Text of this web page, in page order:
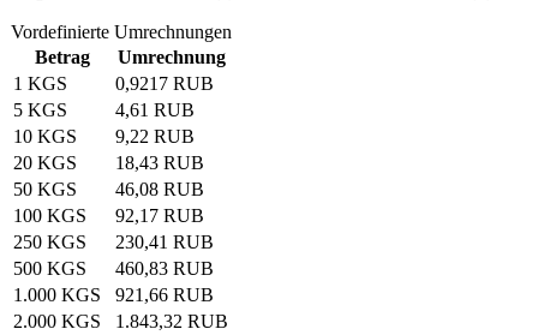
Vordefinierte Umrechnungen
Betrag
Umrechnung
1 KGS
0,9217 RUB
5 KGS
4,61 RUB
10 KGS
9,22 RUB
20 KGS
18,43 RUB
50 KGS
46,08 RUB
100 KGS
92,17 RUB
250 KGS
230,41 RUB
500 KGS
460,83 RUB
1.000 KGS
921,66 RUB
2.000 KGS
1.843,32 RUB